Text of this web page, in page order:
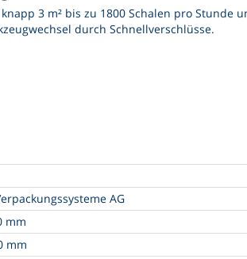
3 m² bis zu 1800 Schalen pro Stunde
durch Schnellverschlüsse.
AG
mm
mm